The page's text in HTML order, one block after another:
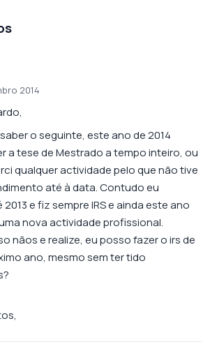
2014
o seguinte, este ano de 2014
a tese de Mestrado a tempo inteiro, ou
qualquer actividade pelo que não tive
até à data. Contudo eu
e fiz sempre IRS e ainda este ano
nova actividade profissional.
nãos e realize, eu posso fazer o irs de
ano, mesmo sem ter tido